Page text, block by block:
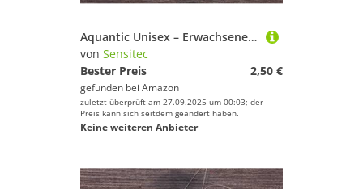
Aquantic Unisex – Erwachsene 10C4039507222284C10 Hering Circle Hook Fischhaut Vorfach II, Schnur 0,50mm, Hakengröße 8, 6 oder 4, Farbe (Größe 8-Chartreuse), Bunt, Normal
von Sensitec
Bester Preis
2,50 €
gefunden bei Amazon
zuletzt überprüft am 27.09.2025 um 00:03; der
Preis kann sich seitdem geändert haben.
Keine weiteren Anbieter